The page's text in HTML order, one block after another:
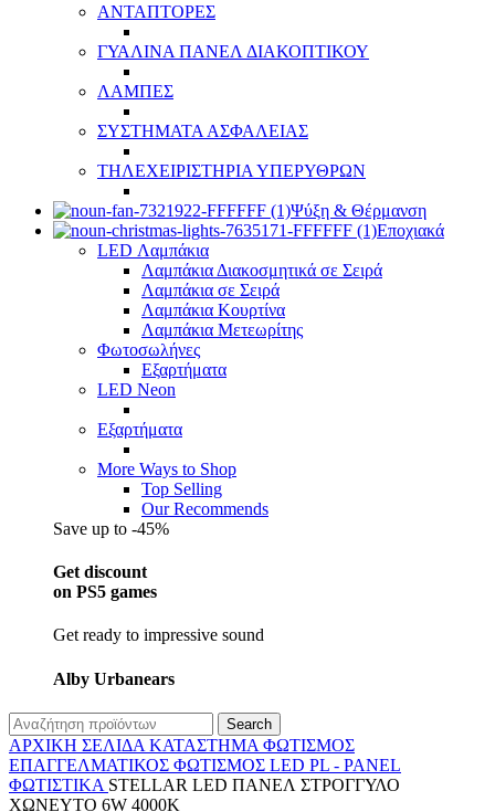
ΑΝΤΑΠΤΟΡΕΣ
ΓΥΑΛΙΝΑ ΠΑΝΕΛ ΔΙΑΚΟΠΤΙΚΟΥ
ΛΑΜΠΕΣ
ΣΥΣΤΗΜΑΤΑ ΑΣΦΑΛΕΙΑΣ
ΤΗΛΕΧΕΙΡΙΣΤΗΡΙΑ ΥΠΕΡΥΘΡΩΝ
Ψύξη & Θέρμανση
Εποχιακά
LED Λαμπάκια
Λαμπάκια Διακοσμητικά σε Σειρά
Λαμπάκια σε Σειρά
Λαμπάκια Κουρτίνα
Λαμπάκια Μετεωρίτης
Φωτοσωλήνες
Εξαρτήματα
LED Neon
Εξαρτήματα
More Ways to Shop
Top Selling
Our Recommends
Save up to -45%
Get discount
on PS5 games
Get ready to impressive sound
Alby Urbanears
Search
ΑΡΧΙΚΉ ΣΕΛΊΔΑ ΚΑΤΆΣΤΗΜΑ ΦΩΤΙΣΜΌΣ
ΕΠΑΓΓΕΛΜΑΤΙΚΟΣ ΦΩΤΙΣΜΌΣ LED PL - PANEL
ΦΩΤΙΣΤΙΚΆ STELLAR LED ΠΑΝΕΛ ΣΤΡΟΓΓΥΛΟ
ΧΩΝΕΥΤΟ 6W 4000K